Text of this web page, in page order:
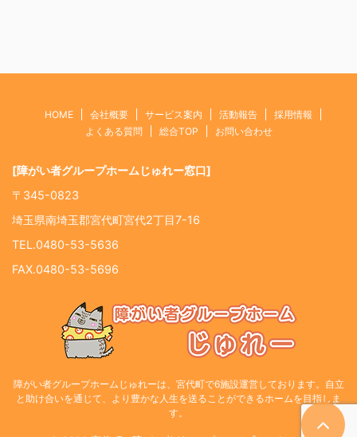
HOME 会社概要 サービス案内 活動報告
採用情報
よくある質問
総合TOP お問い合わせ
[障がい者グループホームじゅれー窓口]
〒345-0823
埼玉県南埼玉郡宮代町宮代2丁目7-16
TEL.0480-53-5636
FAX.0480-53-5696
障がい者グループホームじゅれーは、宮代町で6施設運営しております。自立
と助け合いを通じて、より豊かな人生を送ることができるホームを目指しま
す。